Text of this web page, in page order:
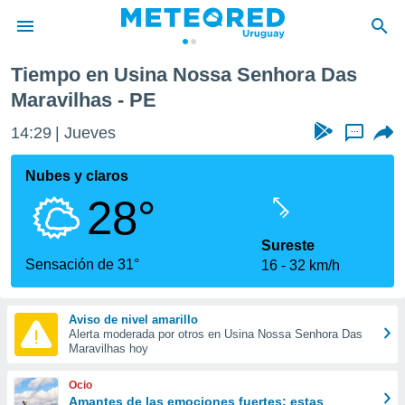
de
por
para
que se
calidad.
las
y
forma
digital
basada
Tiempo en Usina Nossa Senhora Das
Maravilhas - PE
14:29 Jueves ...
Nubes y claros
28°
Sensación de 31°
Sureste
16
32 km/h
Aviso de nivel amarillo
Alerta moderada por otros en Usina Nossa Senhora Das
Maravilhas hoy
Ocio
Amantes de las emociones fuertes: estas